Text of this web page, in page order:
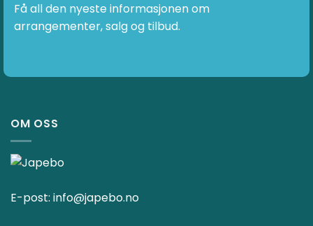
Få all den nyeste informasjonen om
arrangementer, salg og tilbud.
OM OSS
E-post: info@japebo.no